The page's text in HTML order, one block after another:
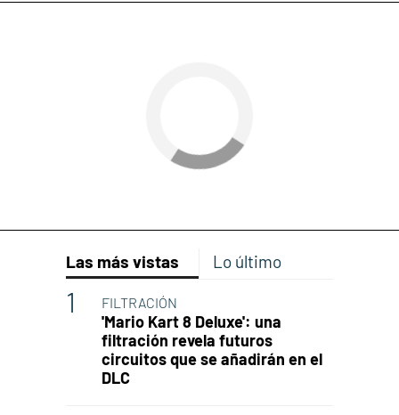
Las más vistas Lo último
FILTRACIÓN
'Mario Kart 8 Deluxe': una
filtración revela futuros
circuitos que se añadirán en el
DLC